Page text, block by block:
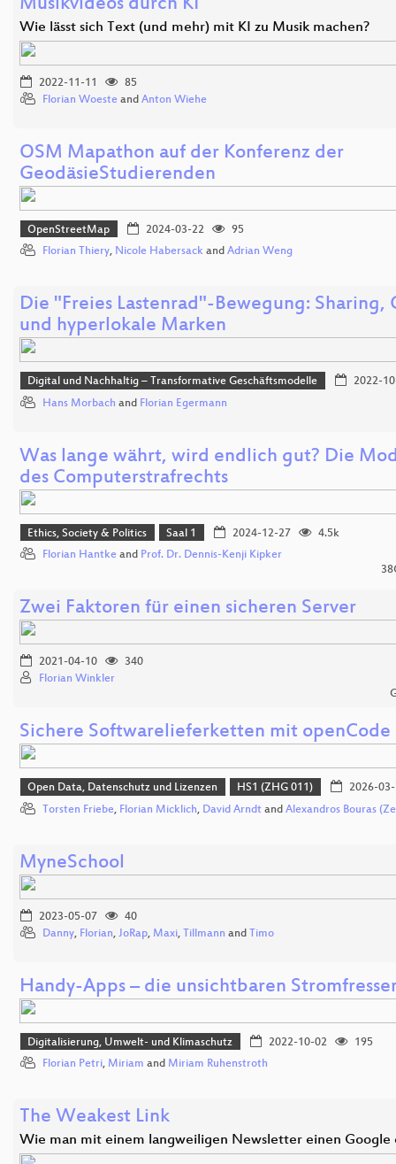
Musikvideos durch KI
Wie lässt sich Text (und mehr) mit KI zu Musik machen?
2022-11-11
85
Florian Woeste and Anton Wiehe
OSM Mapathon auf der Konferenz der
GeodäsieStudierenden
OpenStreetMap 2024-03-22
95
Florian Thiery, Nicole Habersack and Adrian Weng
Die "Freies Lastenrad"-Bewegung: Sharing,
und hyperlokale Marken
Digital und Nachhaltig – Transformative Geschäftsmodelle
2022-
Hans Morbach and Florian Egermann
Was lange währt, wird endlich gut? Die
des Computerstrafrechts
Ethics, Society & Politics Saal 1 2024-12-27
4.5k
Florian Hantke and Prof. Dr. Dennis-Kenji Kipker
Zwei Faktoren für einen sicheren Server
2021-04-10
340
Florian Winkler
Sichere Softwarelieferketten mit openCode
Open Data, Datenschutz und Lizenzen HS1 (ZHG 011)
2026-
Torsten Friebe, Florian Micklich, David Arndt and Alexandros Bouras
MyneSchool
2023-05-07
40
Danny, Florian, JoRap, Maxi, Tillmann and Timo
Handy-Apps – die unsichtbaren
Digitalisierung, Umwelt- und Klimaschutz 2022-10-02
195
Florian Petri, Miriam and Miriam Ruhenstroth
The Weakest Link
Wie man mit einem langweiligen Newsletter einen